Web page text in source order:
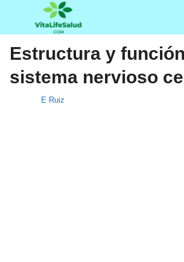
Estructura y
sistema nervioso
E Ruiz